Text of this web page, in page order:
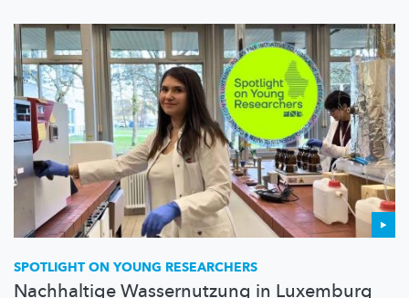
SPOTLIGHT ON YOUNG RESEARCHERS
Nachhaltige Wassernutzung in Luxemburg